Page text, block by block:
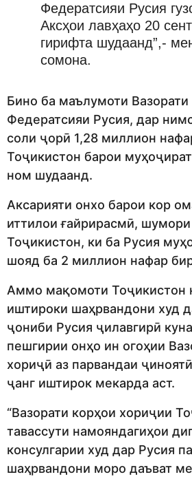
Федератсияи Русия
Аксҳои лавҳаҳо 20
гирифта шудаанд”,-
сомона.
Бино ба маълумоти
Федератсияи Русия, дар
соли ҷорӣ 1,28 миллион
Тоҷикистон барои
ном шудаанд.
Аксарияти онхо барои кор
иттилои ғайрирасмӣ,
Тоҷикистон, ки ба Русия
шояд ба 2 миллион нафар
Аммо мақомоти Тоҷикистон
иштироки шаҳрвандони худ
ҷониби Русия ҷилавгирӣ
пешгирии онҳо ин огоҳии
хориҷӣ аз парвандаи
ҷанг иштирок мекарда аст.
“Вазорати корҳои хориҷии
тавассути намояндагиҳои
консулгарии худ дар Русия
шаҳрвандони моро даъват